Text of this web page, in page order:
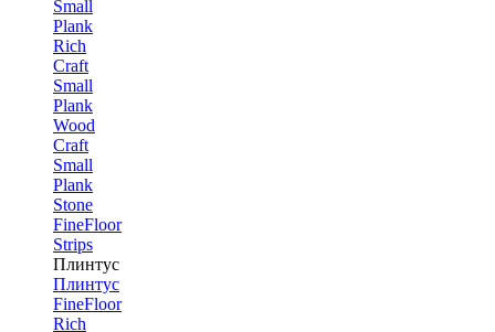
Small
Plank
Rich
Craft
Small
Plank
Wood
Craft
Small
Plank
Stone
FineFloor
Strips
Плинтус
Плинтус
FineFloor
Rich